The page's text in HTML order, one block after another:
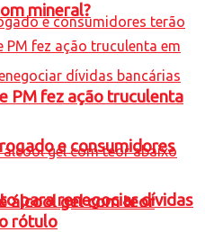
e consumidores
para renegociar dívidas
mineral?
PM fez ação truculenta
álcool gel com teor
rótulo